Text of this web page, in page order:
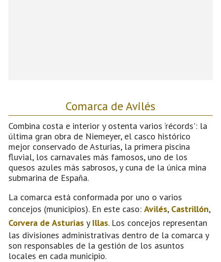
Comarca de Avilés
Combina costa e interior y ostenta varios ‘récords': la
última gran obra de Niemeyer, el casco histórico
mejor conservado de Asturias, la primera piscina
fluvial, los carnavales más famosos, uno de los
quesos azules más sabrosos, y cuna de la única mina
submarina de España.
La comarca está conformada por uno o varios
concejos (municipios). En este caso: Avilés, Castrillón,
Corvera de Asturias y Illas. Los concejos representan
las divisiones administrativas dentro de la comarca y
son responsables de la gestión de los asuntos
locales en cada municipio.